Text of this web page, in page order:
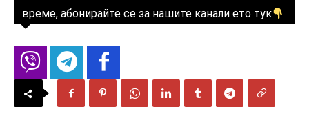
време, абонирайте се за нашите канали ето тук